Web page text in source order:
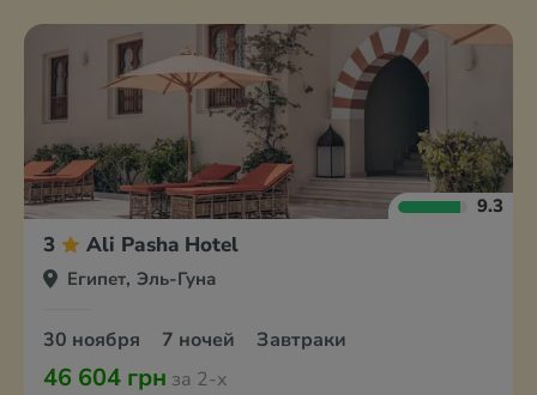
9.3
3 Ali Pasha Hotel
Египет, Эль-Гуна
30 ноября 7 ночей Завтраки
46 604 грн за 2-х